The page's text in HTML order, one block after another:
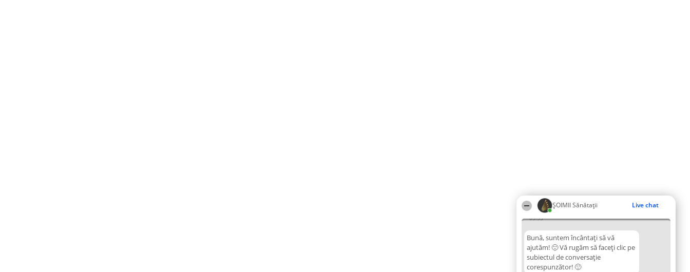
ŞOIMII Sănătații Live chat
05:53
Bună, suntem încântați să vă
ajutăm! 🙂 Vă rugăm să faceți clic pe
subiectul de conversație
corespunzător! 🙂